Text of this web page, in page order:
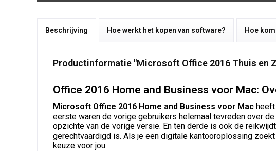
Beschrijving Hoe werkt het kopen van software? Hoe
Productinformatie "Microsoft Office 2016 Thuis en
Office 2016 Home and Business voor Mac:
Microsoft Office 2016 Home and Business voor Mac heeft
eerste waren de vorige gebruikers helemaal tevreden over
opzichte van de vorige versie. En ten derde is ook de
gerechtvaardigd is. Als je een digitale kantooroplossing
keuze voor jou